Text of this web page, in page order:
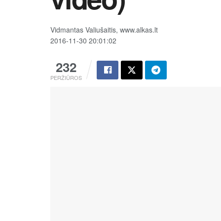
Vidmantas Valiušaitis, www.alkas.lt
2016-11-30 20:01:02
232
PERŽIŪROS